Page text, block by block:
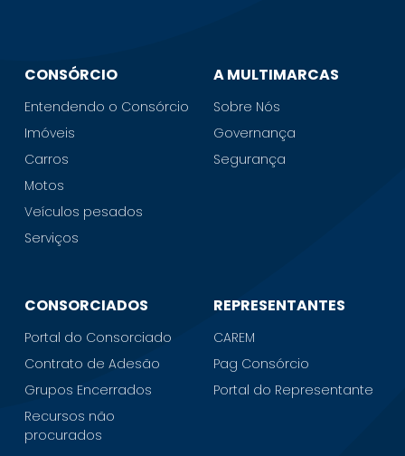
CONSÓRCIO
Entendendo o Consórcio
Imóveis
Carros
Motos
Veículos pesados
Serviços
A MULTIMARCAS
Sobre Nós
Governança
Segurança
CONSORCIADOS
Portal do Consorciado
Contrato de Adesão
Grupos Encerrados
Recursos não
procurados
REPRESENTANTES
CAREM
Pag Consórcio
Portal do Representante